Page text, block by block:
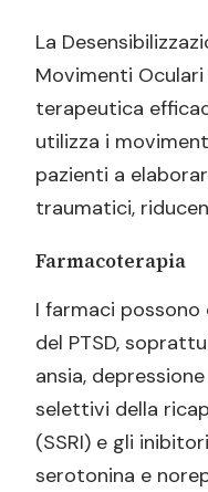
La
Movimenti Oculari
terapeutica
utilizza i
pazienti a
traumatici,
Farmacoterapia
I farmaci
del PTSD,
ansia,
selettivi della
(SSRI) e gli
serotonina e